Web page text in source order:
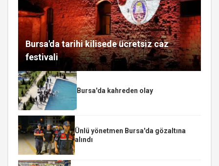
Bursa'da tarihi kilisede ücretsiz caz
festivali
Bursa'da kahreden olay
Ünlü yönetmen Bursa'da gözaltına
alındı